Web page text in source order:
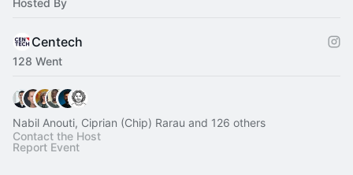
Hosted By
Centech
128 Went
Nabil Anouti, Ciprian (Chip) Rarau and 126 others
Contact the Host
Report Event